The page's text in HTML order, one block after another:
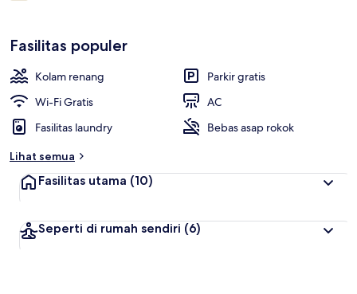
Fasilitas populer
Kolam renang
Parkir gratis
Wi-Fi Gratis
AC
Fasilitas laundry
Bebas asap rokok
Lihat semua
Fasilitas utama (10)
Seperti di rumah sendiri (6)